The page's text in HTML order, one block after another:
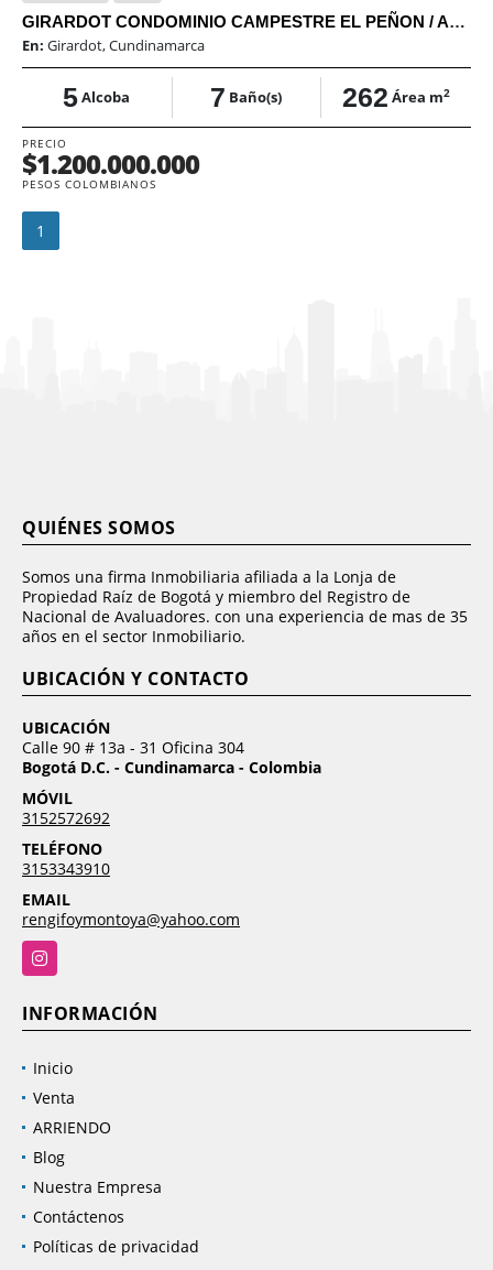
GIRARDOT CONDOMINIO CAMPESTRE EL PEÑON / APARTAMENTO EN VENTA
En: Girardot, Cundinamarca
5Alcoba 7 Baño(s) 262 Área m2
PRECIO
$1.200.000.000
PESOS COLOMBIANOS
1
QUIÉNES SOMOS
Somos una firma Inmobiliaria afiliada a la Lonja de
Propiedad Raíz de Bogotá y miembro del Registro de
Nacional de Avaluadores. con una experiencia de mas de 35
años en el sector Inmobiliario.
UBICACIÓN Y CONTACTO
UBICACIÓN
Calle 90 # 13a - 31 Oficina 304
Bogotá D.C. - Cundinamarca - Colombia
MÓVIL
3152572692
TELÉFONO
3153343910
EMAIL
rengifoymontoya@yahoo.com
Instagram
INFORMACIÓN
Inicio
Venta
ARRIENDO
Blog
Nuestra Empresa
Contáctenos
Políticas de privacidad